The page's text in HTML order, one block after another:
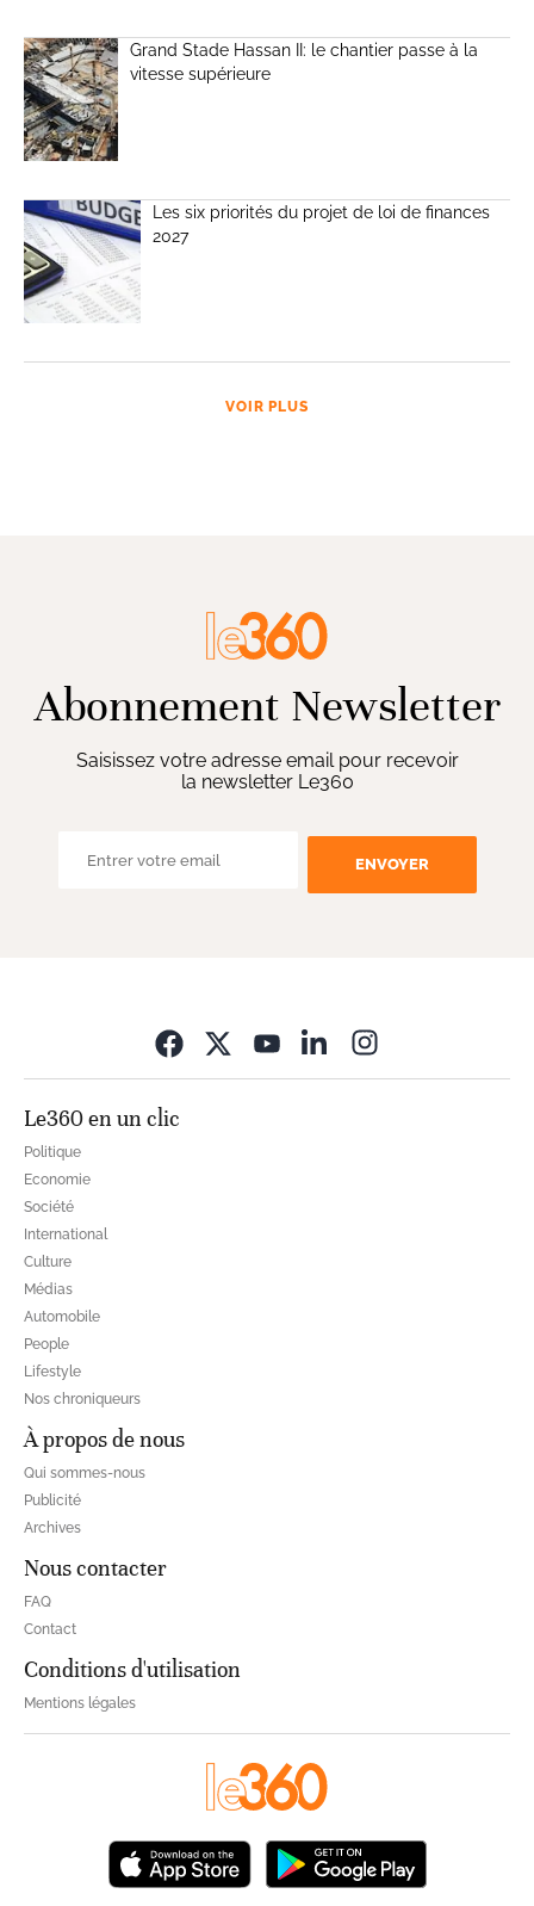
Grand Stade Hassan II: le chantier passe à la
vitesse supérieure
Les six priorités du projet de loi de finances
2027
VOIR PLUS
Abonnement Newsletter
Saisissez votre adresse email pour recevoir
la newsletter Le360
ENVOYER
Le360 en un clic
Politique
Economie
Société
International
Culture
Médias
Automobile
People
Lifestyle
Nos chroniqueurs
À propos de nous
Qui sommes-nous
Publicité
Archives
Nous contacter
FAQ
Contact
Conditions d'utilisation
Mentions légales